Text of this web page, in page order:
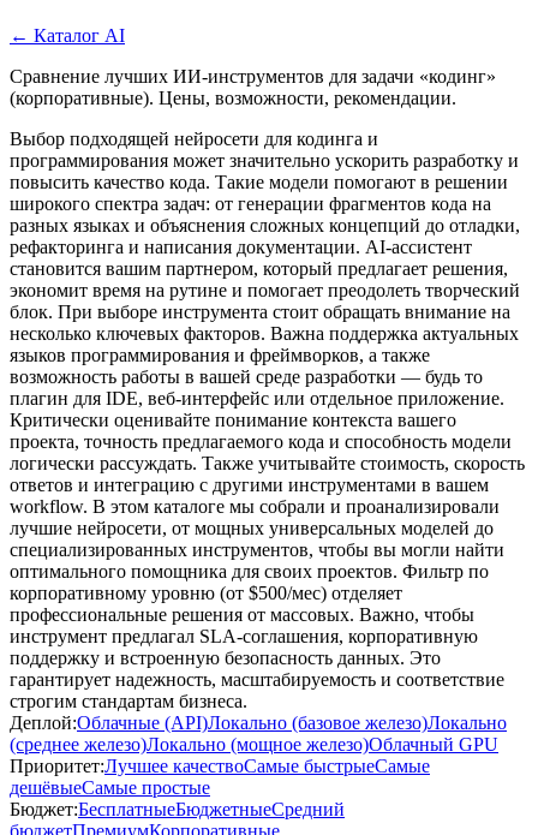
← Каталог AI
Сравнение лучших ИИ-инструментов для задачи «кодинг»
(корпоративные). Цены, возможности, рекомендации.
Выбор подходящей нейросети для кодинга и
программирования может значительно ускорить разработку и
повысить качество кода. Такие модели помогают в решении
широкого спектра задач: от генерации фрагментов кода на
разных языках и объяснения сложных концепций до отладки,
рефакторинга и написания документации. AI-ассистент
становится вашим партнером, который предлагает решения,
экономит время на рутине и помогает преодолеть творческий
блок. При выборе инструмента стоит обращать внимание на
несколько ключевых факторов. Важна поддержка актуальных
языков программирования и фреймворков, а также
возможность работы в вашей среде разработки — будь то
плагин для IDE, веб-интерфейс или отдельное приложение.
Критически оценивайте понимание контекста вашего
проекта, точность предлагаемого кода и способность модели
логически рассуждать. Также учитывайте стоимость, скорость
ответов и интеграцию с другими инструментами в вашем
workflow. В этом каталоге мы собрали и проанализировали
лучшие нейросети, от мощных универсальных моделей до
специализированных инструментов, чтобы вы могли найти
оптимального помощника для своих проектов. Фильтр по
корпоративному уровню (от $500/мес) отделяет
профессиональные решения от массовых. Важно, чтобы
инструмент предлагал SLA-соглашения, корпоративную
поддержку и встроенную безопасность данных. Это
гарантирует надежность, масштабируемость и соответствие
строгим стандартам бизнеса.
Деплой:Облачные (API)Локально (базовое железо)Локально
(среднее железо)Локально (мощное железо)Облачный GPU
Приоритет:Лучшее качествоСамые быстрыеСамые
дешёвыеСамые простые
Бюджет:БесплатныеБюджетныеСредний
бюджетПремиумКорпоративные